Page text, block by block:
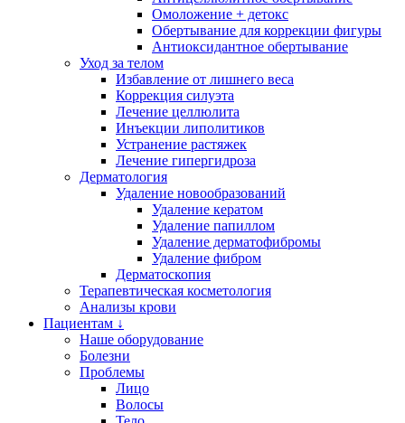
Омоложение + детокс
Обертывание для коррекции фигуры
Антиоксидантное обертывание
Уход за телом
Избавление от лишнего веса
Коррекция силуэта
Лечение целлюлита
Инъекции липолитиков
Устранение растяжек
Лечение гипергидроза
Дерматология
Удаление новообразований
Удаление кератом
Удаление папиллом
Удаление дерматофибромы
Удаление фибром
Дерматоскопия
Терапевтическая косметология
Анализы крови
Пациентам ↓
Наше оборудование
Болезни
Проблемы
Лицо
Волосы